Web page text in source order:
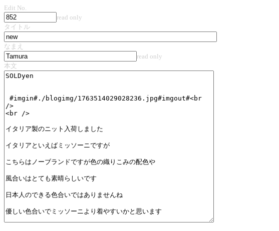
Edit No.
read only
タイトル
なまえ
read only
本文